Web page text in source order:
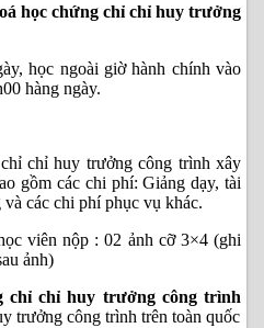
học chứng chỉ chỉ huy trưởng
học ngoài giờ hành chính vào
hàng ngày.
chỉ huy trưởng công trình xây
gồm các chi phí: Giảng dạy, tài
các chi phí phục vụ khác.
viên nộp : 02 ảnh cỡ 3×4 (ghi
ảnh)
chỉ chỉ huy trưởng công trình
trưởng công trình trên toàn quốc